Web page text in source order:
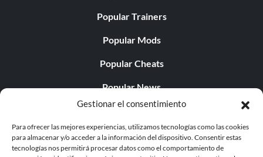
Gestionar el consentimiento
Para ofrecer las mejores experiencias, utilizamos tecnologías como las cookies
para almacenar y/o acceder a la información del dispositivo. Consentir estas
tecnologías nos permitirá procesar datos como el comportamiento de
Popular Trainers
Popular Mods
Popular Cheats
Popular News
Popular Editorials
Popular Free Games